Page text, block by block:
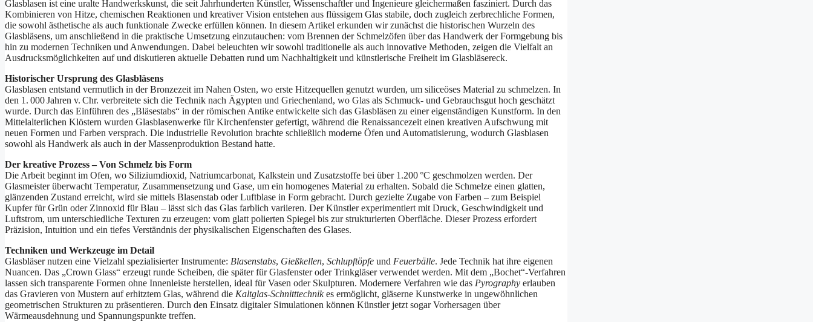
Glasblasen ist eine uralte Handwerkskunst, die seit Jahrhunderten Künstler, Wissenschaftler und Ingenieure gleichermaßen fasziniert. Durch das
Kombinieren von Hitze, chemischen Reaktionen und kreativer Vision entstehen aus flüssigem Glas stabile, doch zugleich zerbrechliche Formen,
die sowohl ästhetische als auch funktionale Zwecke erfüllen können. In diesem Artikel erkunden wir zunächst die historischen Wurzeln des
Glasbläsens, um anschließend in die praktische Umsetzung einzutauchen: vom Brennen der Schmelzöfen über das Handwerk der Formgebung bis
hin zu modernen Techniken und Anwendungen. Dabei beleuchten wir sowohl traditionelle als auch innovative Methoden, zeigen die Vielfalt an
Ausdrucksmöglichkeiten auf und diskutieren aktuelle Debatten rund um Nachhaltigkeit und künstlerische Freiheit im Glasbläsereck.
Historischer Ursprung des Glasbläsens
Glasblasen entstand vermutlich in der Bronzezeit im Nahen Osten, wo erste Hitzequellen genutzt wurden, um siliceöses Material zu schmelzen. In
den 1. 000 Jahren v. Chr. verbreitete sich die Technik nach Ägypten und Griechenland, wo Glas als Schmuck- und Gebrauchsgut hoch geschätzt
wurde. Durch das Einführen des „Bläsestabs“ in der römischen Antike entwickelte sich das Glasbläsen zu einer eigenständigen Kunstform. In den
Mittelalterlichen Klöstern wurden Glasblasenwerke für Kirchenfenster gefertigt, während die Renaissancezeit einen kreativen Aufschwung mit
neuen Formen und Farben versprach. Die industrielle Revolution brachte schließlich moderne Öfen und Automatisierung, wodurch Glasblasen
sowohl als Handwerk als auch in der Massenproduktion Bestand hatte.
Der kreative Prozess – Von Schmelz bis Form
Die Arbeit beginnt im Ofen, wo Siliziumdioxid, Natriumcarbonat, Kalkstein und Zusatzstoffe bei über 1.200 °C geschmolzen werden. Der
Glasmeister überwacht Temperatur, Zusammensetzung und Gase, um ein homogenes Material zu erhalten. Sobald die Schmelze einen glatten,
glänzenden Zustand erreicht, wird sie mittels Blasenstab oder Luftblase in Form gebracht. Durch gezielte Zugabe von Farben – zum Beispiel
Kupfer für Grün oder Zinnoxid für Blau – lässt sich das Glas farblich variieren. Der Künstler experimentiert mit Druck, Geschwindigkeit und
Luftstrom, um unterschiedliche Texturen zu erzeugen: vom glatt polierten Spiegel bis zur strukturierten Oberfläche. Dieser Prozess erfordert
Präzision, Intuition und ein tiefes Verständnis der physikalischen Eigenschaften des Glases.
Techniken und Werkzeuge im Detail
Glasbläser nutzen eine Vielzahl spezialisierter Instrumente: Blasenstabs, Gießkellen, Schlupftöpfe und Feuerbälle. Jede Technik hat ihre eigenen
Nuancen. Das „Crown Glass“ erzeugt runde Scheiben, die später für Glasfenster oder Trinkgläser verwendet werden. Mit dem „Bochet“-Verfahren
lassen sich transparente Formen ohne Innenleiste herstellen, ideal für Vasen oder Skulpturen. Modernere Verfahren wie das Pyrography erlauben
das Gravieren von Mustern auf erhitztem Glas, während die Kaltglas-Schnitttechnikes ermöglicht, gläserne Kunstwerke in ungewöhnlichen
geometrischen Strukturen zu präsentieren. Durch den Einsatz digitaler Simulationen können Künstler jetzt sogar Vorhersagen über
Wärmeausdehnung und Spannungspunkte treffen.